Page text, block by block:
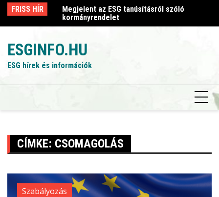
Skip
content
FRISS HÍR
szóló
Megjelent az ESG tanúsításról szóló
kormányrendelet
ESGINFO.HU
ESG hírek és információk
CÍMKE: CSOMAGOLÁS
Szabályozás